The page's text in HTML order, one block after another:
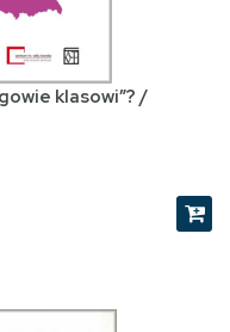
klasowi”? /